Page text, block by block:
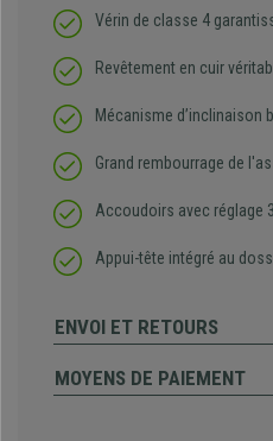
Vérin de classe 4
Revêtement en cuir
Mécanisme d’inclinaison
Grand rembourrage de
Accoudoirs avec réglage
Appui-tête intégré au
ENVOI ET RETOURS
MOYENS DE PAIEMENT